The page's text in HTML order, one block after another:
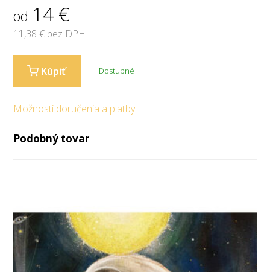
od 14 €
11,38 € bez DPH
Kúpiť Dostupné
Možnosti doručenia a platby
Podobný tovar